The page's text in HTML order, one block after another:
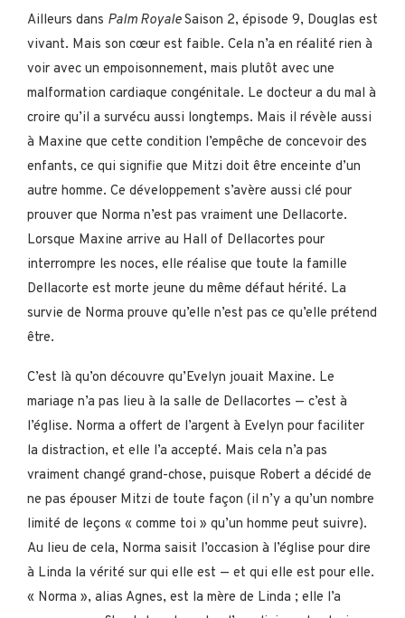
Ailleurs dans Palm RoyaleSaison 2, épisode 9, Douglas est
vivant. Mais son cœur est faible. Cela n’a en réalité rien à
voir avec un empoisonnement, mais plutôt avec une
malformation cardiaque congénitale. Le docteur a du mal à
croire qu’il a survécu aussi longtemps. Mais il révèle aussi
à Maxine que cette condition l’empêche de concevoir des
enfants, ce qui signifie que Mitzi doit être enceinte d’un
autre homme. Ce développement s’avère aussi clé pour
prouver que Norma n’est pas vraiment une Dellacorte.
Lorsque Maxine arrive au Hall of Dellacortes pour
interrompre les noces, elle réalise que toute la famille
Dellacorte est morte jeune du même défaut hérité. La
survie de Norma prouve qu’elle n’est pas ce qu’elle prétend
être.
C’est là qu’on découvre qu’Evelyn jouait Maxine. Le
mariage n’a pas lieu à la salle de Dellacortes — c’est à
l’église. Norma a offert de l’argent à Evelyn pour faciliter
la distraction, et elle l’a accepté. Mais cela n’a pas
vraiment changé grand-chose, puisque Robert a décidé de
ne pas épouser Mitzi de toute façon (il n’y a qu’un nombre
limité de leçons « comme toi » qu’un homme peut suivre).
Au lieu de cela, Norma saisit l’occasion à l’église pour dire
à Linda la vérité sur qui elle est — et qui elle est pour elle.
« Norma », alias Agnes, est la mère de Linda ; elle l’a